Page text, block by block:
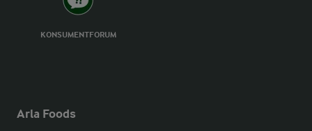
KONSUMENTFORUM
Arla Foods